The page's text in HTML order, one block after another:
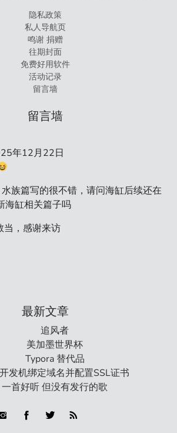
隐私政策
私人导航页
鸣谢 捐赠
往期封面
免费好用软件
活动记录
留言墙
留言墙
年12月22日
族篇写的很不错，请问海缸后续还在
海缸相关篇子吗
当，感谢来访
最新文章
追风者
美加墨世界杯
Typora 替代品
发机绑定域名并配置SSL证书
一首好听 但没有发行的歌